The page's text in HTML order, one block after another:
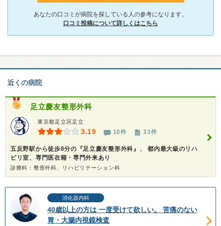
あなたの口コミが病院を探している人の参考になります。
口コミ投稿について詳しくはこちら
近くの病院
足立慶友整形外科
東京都足立区足立
3.19 10件 33件
五反野駅から徒歩8分の『足立慶友整形外科』、 都内最大級のリハ
ビリ室、専門医在籍・専門外来あり
診療科：整形外科、リハビリテーション科
消化器内科
40歳以上の方は 一度受けて欲しい。 苦痛のない
胃・大腸内視鏡検査